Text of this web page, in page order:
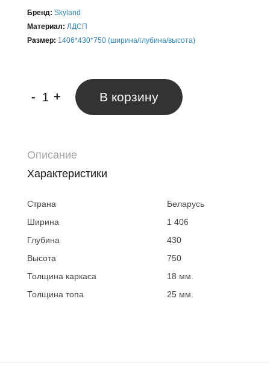
Бренд: Skyland
Материал: ЛДСП
Размер: 1406*430*750 (ширина/глубина/высота)
- + В корзину
Описание
Характеристики
Страна
Беларусь
Ширина
1 406
Глубина
430
Высота
750
Толщина каркаса
18 мм.
Толщина топа
25 мм.